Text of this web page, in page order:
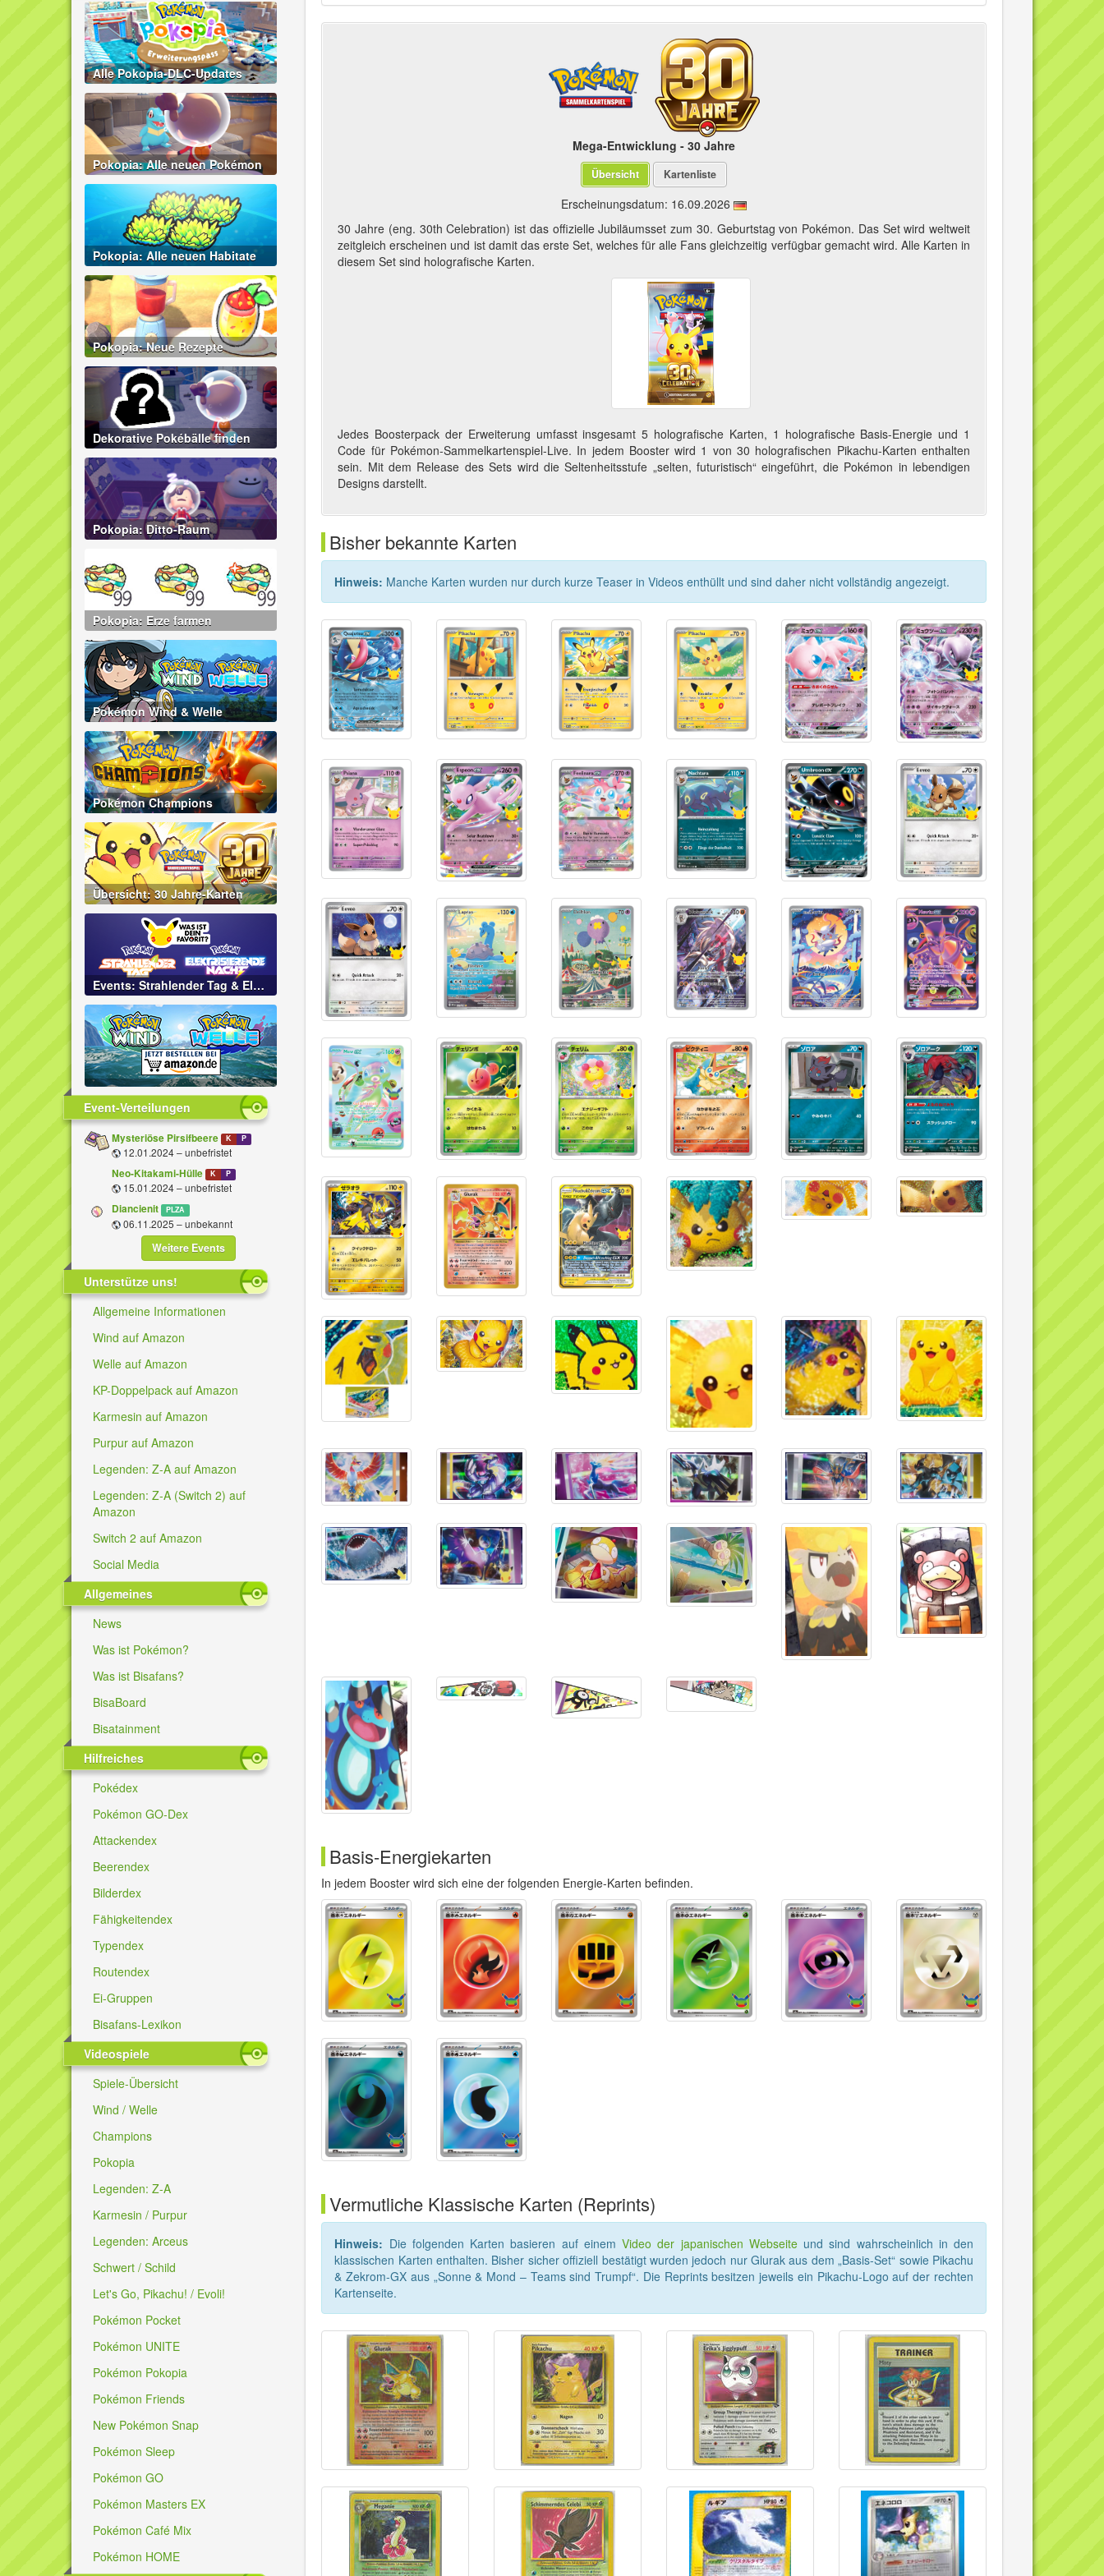
Alle Pokopia-DLC-Updates
Pokopia: Alle neuen Pokémon
Pokopia: Alle neuen Habitate
Pokopia: Neue Rezepte
Dekorative Pokébälle finden
Pokopia: Ditto-Raum
Pokopia: Erze farmen
Pokémon Wind & Welle
Pokémon Champions
Übersicht: 30 Jahre-Karten
Events: Strahlender Tag & Elektrisierende Nacht
Event-Verteilungen
Mysteriöse Pirsifbeere K P
12.01.2024 – unbefristet
Neo-Kitakami-Hülle
K P
15.01.2024 – unbefristet
Diancienit
PLZA
06.11.2025 – unbekannt
Weitere Events
Unterstütze uns!
Allgemeine Informationen
Wind auf Amazon
Welle auf Amazon
KP-Doppelpack auf Amazon
Karmesin auf Amazon
Purpur auf Amazon
Legenden: Z-A auf Amazon
Legenden: Z-A (Switch 2) auf
Amazon
Switch 2 auf Amazon
Social Media
Allgemeines
News
Was ist Pokémon?
Was ist Bisafans?
BisaBoard
Bisatainment
Hilfreiches
Pokédex
Pokémon GO-Dex
Attackendex
Beerendex
Bilderdex
Fähigkeitendex
Typendex
Routendex
Ei-Gruppen
Bisafans-Lexikon
Videospiele
Spiele-Übersicht
Wind / Welle
Champions
Pokopia
Legenden: Z-A
Karmesin / Purpur
Legenden: Arceus
Schwert / Schild
Let's Go, Pikachu! / Evoli!
Pokémon Pocket
Pokémon UNITE
Pokémon Pokopia
Pokémon Friends
New Pokémon Snap
Pokémon Sleep
Pokémon GO
Pokémon Masters EX
Pokémon Café Mix
Pokémon HOME
Mega-Entwicklung - 30 Jahre
Übersicht Kartenliste
Erscheinungsdatum: 16.09.2026
30 Jahre (eng. 30th Celebration) ist das offizielle Jubiläumsset zum 30. Geburtstag von Pokémon. Das Set wird weltweit
zeitgleich erscheinen und ist damit das erste Set, welches für alle Fans gleichzeitig verfügbar gemacht wird. Alle Karten in
diesem Set sind holografische Karten.
Jedes Boosterpack der Erweiterung umfasst insgesamt 5 holografische Karten, 1 holografische Basis-Energie und 1
Code für Pokémon-Sammelkartenspiel-Live. In jedem Booster wird 1 von 30 holografischen Pikachu-Karten enthalten
sein. Mit dem Release des Sets wird die Seltenheitsstufe „selten, futuristisch“ eingeführt, die Pokémon in lebendigen
Designs darstellt.
Bisher bekannte Karten
Hinweis: Manche Karten wurden nur durch kurze Teaser in Videos enthüllt und sind daher nicht vollständig angezeigt.
Basis-Energiekarten
In jedem Booster wird sich eine der folgenden Energie-Karten befinden.
Vermutliche Klassische Karten (Reprints)
Hinweis: Die folgenden Karten basieren auf einem Video der japanischen Webseiteund sind wahrscheinlich in den
klassischen Karten enthalten. Bisher sicher offiziell bestätigt wurden jedoch nur Glurak aus dem „Basis-Set“ sowie Pikachu
& Zekrom-GX aus „Sonne & Mond – Teams sind Trumpf“. Die Reprints besitzen jeweils ein Pikachu-Logo auf der rechten
Kartenseite.